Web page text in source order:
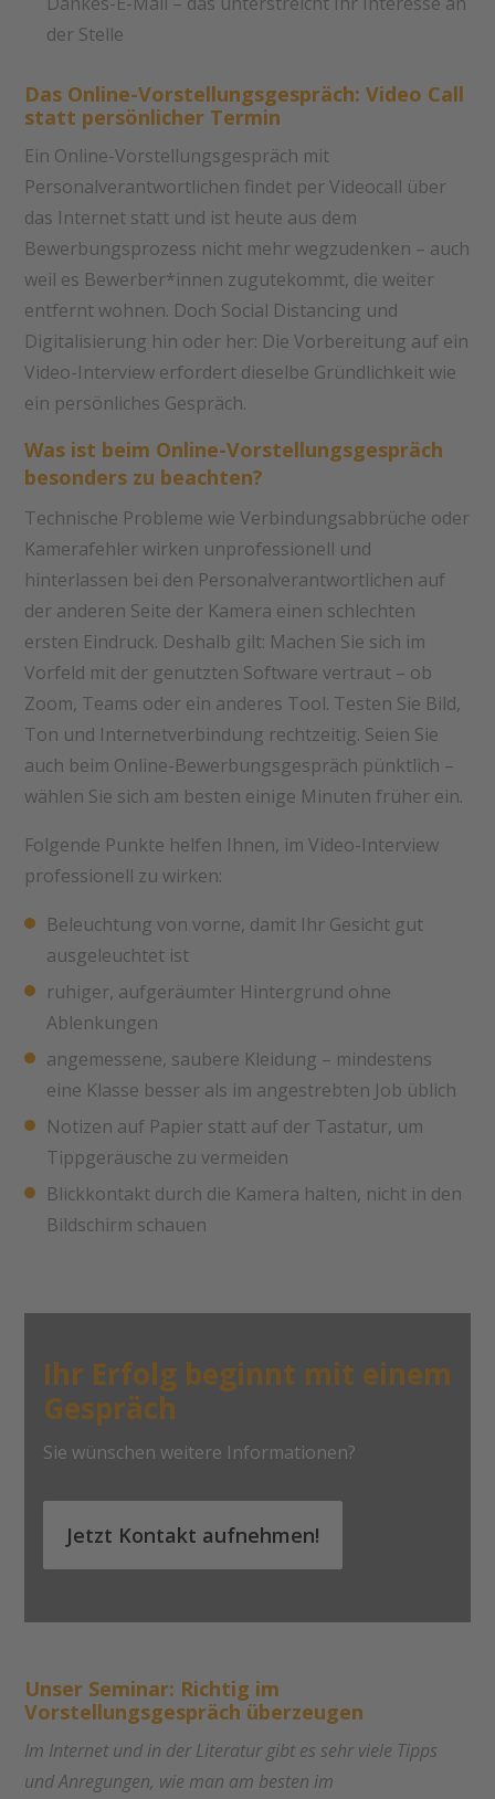
der Stelle
Das Online-Vorstellungsgespräch: Video Call
statt persönlicher Termin
Ein Online-Vorstellungsgespräch mit
Personalverantwortlichen findet per Videocall über
das Internet statt und ist heute aus dem
Bewerbungsprozess nicht mehr wegzudenken – auch
weil es Bewerber*innen zugutekommt, die weiter
entfernt wohnen. Doch Social Distancing und
Digitalisierung hin oder her: Die Vorbereitung auf ein
Video-Interview erfordert dieselbe Gründlichkeit wie
ein persönliches Gespräch.
Was ist beim Online-Vorstellungsgespräch
besonders zu beachten?
Technische Probleme wie Verbindungsabbrüche oder
Kamerafehler wirken unprofessionell und
hinterlassen bei den Personalverantwortlichen auf
der anderen Seite der Kamera einen schlechten
ersten Eindruck. Deshalb gilt: Machen Sie sich im
Vorfeld mit der genutzten Software vertraut – ob
Zoom, Teams oder ein anderes Tool. Testen Sie Bild,
Ton und Internetverbindung rechtzeitig. Seien Sie
auch beim Online-Bewerbungsgespräch pünktlich –
wählen Sie sich am besten einige Minuten früher ein.
Folgende Punkte helfen Ihnen, im Video-Interview
professionell zu wirken:
Beleuchtung von vorne, damit Ihr Gesicht gut
ausgeleuchtet ist
ruhiger, aufgeräumter Hintergrund ohne
Ablenkungen
angemessene, saubere Kleidung – mindestens
eine Klasse besser als im angestrebten Job üblich
Notizen auf Papier statt auf der Tastatur, um
Tippgeräusche zu vermeiden
Blickkontakt durch die Kamera halten, nicht in den
Bildschirm schauen
Ihr Erfolg beginnt mit einem
Gespräch
Sie wünschen weitere Informationen?
Jetzt Kontakt aufnehmen!
Unser Seminar: Richtig im
Vorstellungsgespräch überzeugen
Im Internet und in der Literatur gibt es sehr viele Tipps
und Anregungen, wie man am besten im